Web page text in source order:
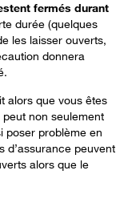
fermés durant
durée (quelques
les laisser ouverts,
donnera
alors que vous êtes
non seulement
poser problème en
d’assurance peuvent
alors que le